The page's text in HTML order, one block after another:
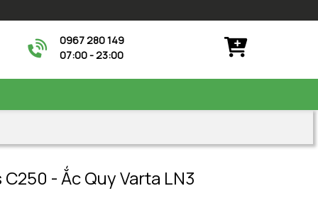
0967 280 149
07:00 - 23:00
- Ắc Quy Varta LN3